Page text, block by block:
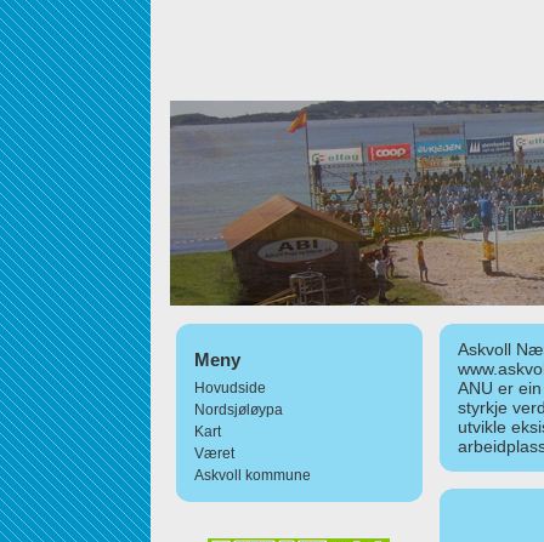
Meny
Hovudside
Nordsjøløypa
Kart
Været
Askvoll kommune
Askvoll
ANU er
styrkje
utvikle